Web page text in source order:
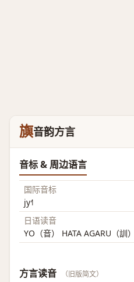
旟音韵方言
音标 & 周边语言
国际音标
jy˧˥
日语读音
YO（音） HATA AGARU（訓）
方言读音 （旧版简文）